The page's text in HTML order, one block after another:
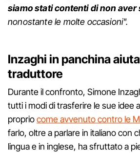
siamo stati contenti di non aver
nonostante le molte occasioni".
Inzaghi in panchina
traduttore
Durante il confronto, Simone
tutti i modi di trasferire le sue idee
propriocome avvenuto contro le
farlo, oltre a parlare in italiano con
lingua e in inglese, ha sfruttato a